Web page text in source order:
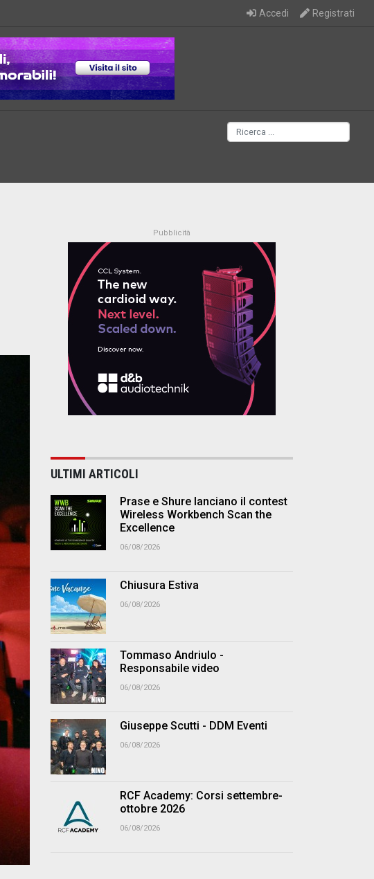
Accedi Registrati
ULTIMI ARTICOLI
Prase e Shure lanciano il contest
Wireless Workbench Scan the
Excellence
06/08/2026
Chiusura Estiva
06/08/2026
Tommaso Andriulo -
Responsabile video
06/08/2026
Giuseppe Scutti - DDM Eventi
06/08/2026
RCF Academy: Corsi settembre-
ottobre 2026
06/08/2026